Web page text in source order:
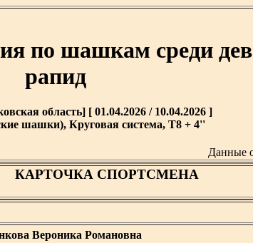
по шашкам среди
рапид
область] [ 01.04.2026 / 10.04.2026 ]
шашки), Круговая система, T8 + 4''
Данные
КАРТОЧКА СПОРТСМЕНА
Вероника Романовна